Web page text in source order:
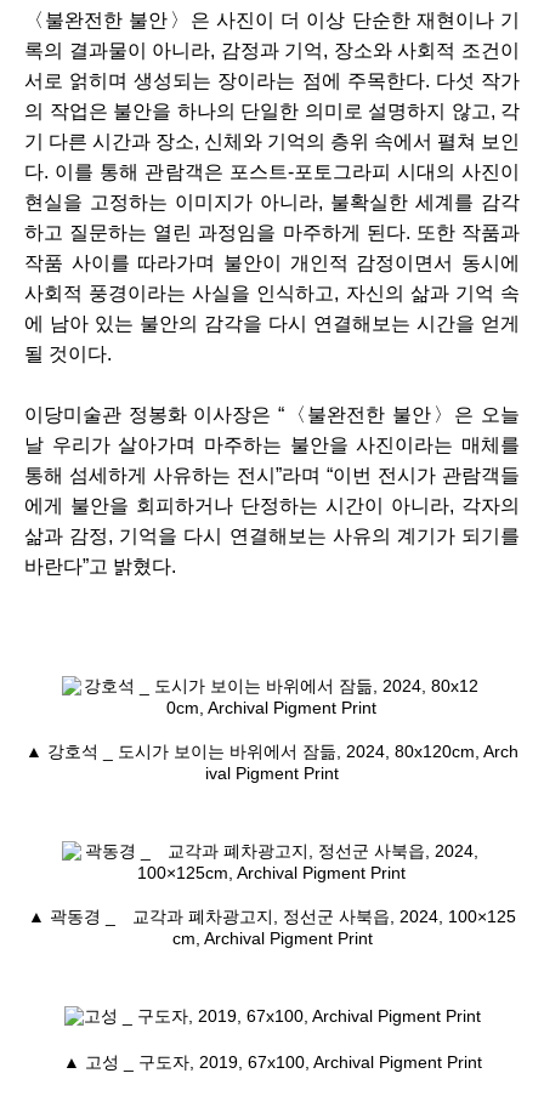
〈불완전한 불안〉은 사진이 더 이상 단순한 재현이나 기
록의 결과물이 아니라, 감정과 기억, 장소와 사회적 조건이
서로 얽히며 생성되는 장이라는 점에 주목한다. 다섯 작가
의 작업은 불안을 하나의 단일한 의미로 설명하지 않고, 각
기 다른 시간과 장소, 신체와 기억의 층위 속에서 펼쳐 보인
다. 이를 통해 관람객은 포스트-포토그라피 시대의 사진이
현실을 고정하는 이미지가 아니라, 불확실한 세계를 감각
하고 질문하는 열린 과정임을 마주하게 된다. 또한 작품과
작품 사이를 따라가며 불안이 개인적 감정이면서 동시에
사회적 풍경이라는 사실을 인식하고, 자신의 삶과 기억 속
에 남아 있는 불안의 감각을 다시 연결해보는 시간을 얻게
될 것이다.
이당미술관 정봉화 이사장은 “〈불완전한 불안〉은 오늘
날 우리가 살아가며 마주하는 불안을 사진이라는 매체를
통해 섬세하게 사유하는 전시”라며 “이번 전시가 관람객들
에게 불안을 회피하거나 단정하는 시간이 아니라, 각자의
삶과 감정, 기억을 다시 연결해보는 사유의 계기가 되기를
바란다”고 밝혔다.
▲ 강호석 _ 도시가 보이는 바위에서 잠듦, 2024, 80x120cm, Arch
ival Pigment Print
▲ 곽동경 _ 교각과 폐차광고지, 정선군 사북읍, 2024, 100×125
cm, Archival Pigment Print
▲ 고성 _ 구도자, 2019, 67x100, Archival Pigment Print